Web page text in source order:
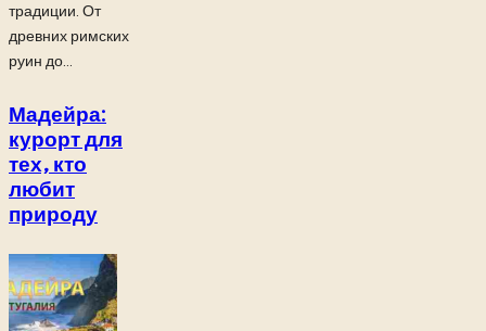
традиции. От
древних римских
руин до...
Мадейра:
курорт для
тех, кто
любит
природу